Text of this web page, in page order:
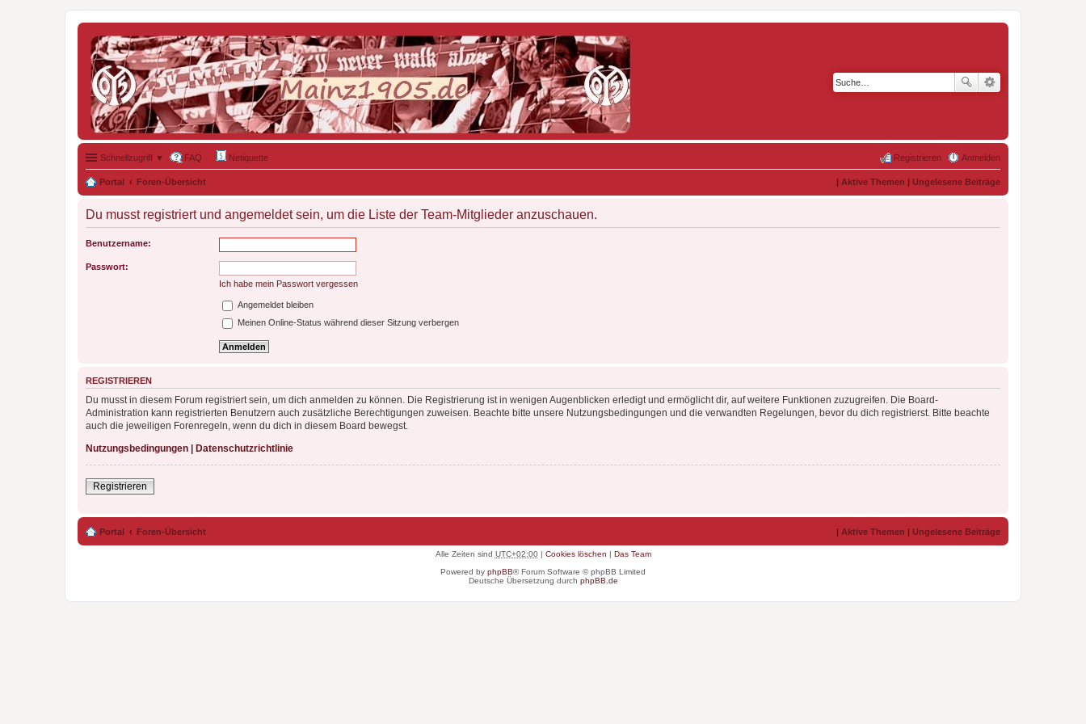
Schnellzugriff ▼ FAQ Netiquette Anmelden
Registrieren
Portal Foren-Übersicht | Aktive Themen | Ungelesene Beiträge
Du musst registriert und angemeldet sein, um die Liste der Team-Mitglieder anzuschauen.
Benutzername:
Passwort:
Ich habe mein Passwort vergessen
Angemeldet bleiben
Meinen Online-Status während dieser Sitzung verbergen
REGISTRIEREN
Du musst in diesem Forum registriert sein, um dich anmelden zu können. Die Registrierung ist in wenigen Augenblicken erledigt und ermöglicht dir, auf weitere Funktionen zuzugreifen. Die Board-
Administration kann registrierten Benutzern auch zusätzliche Berechtigungen zuweisen. Beachte bitte unsere Nutzungsbedingungen und die verwandten Regelungen, bevor du dich registrierst. Bitte beachte
auch die jeweiligen Forenregeln, wenn du dich in diesem Board bewegst.
Nutzungsbedingungen | Datenschutzrichtlinie
Registrieren
Portal Foren-Übersicht | Aktive Themen | Ungelesene Beiträge
Alle Zeiten sind UTC+02:00| Cookies löschen | Das Team
Powered by phpBB® Forum Software © phpBB Limited
Deutsche Übersetzung durch phpBB.de